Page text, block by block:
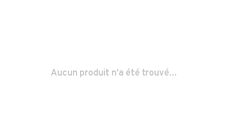
Aucun produit n'a été trouvé...